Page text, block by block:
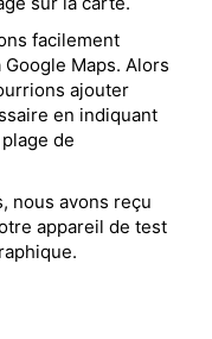
facilement
Maps. Alors
ajouter
en indiquant
de
nous avons reçu
appareil de test